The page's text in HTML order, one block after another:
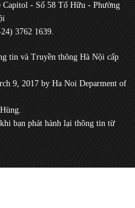
Capitol - Số 58 Tố Hữu - Phường
3762 1639.
tin và Truyền thông Hà Nội cấp
9, 2017 by Ha Noi Deparment of
bạn phát hành lại thông tin từ